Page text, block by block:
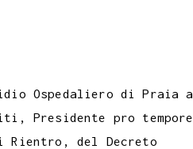
Ospedaliero di Praia a
Presidente pro tempore
Rientro, del Decreto